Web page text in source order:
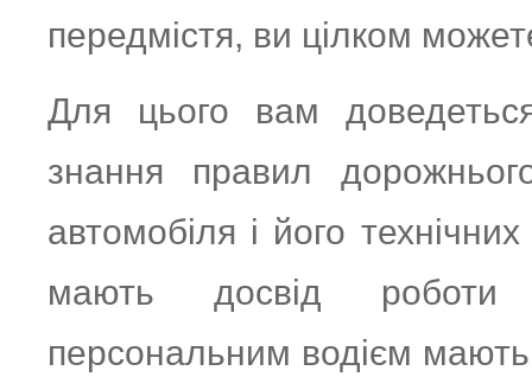
передмістя, ви цілком
Для цього вам
знання правил
автомобіля і його
мають досвід
персональним водієм мають